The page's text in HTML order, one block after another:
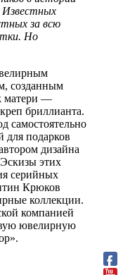
Известных
за всю
Но
созданным
матери —
бриллианта.
самостоятельно
для подарков
дизайна
этих
серийных
Крюков
коллекции.
компанией
ювелирную